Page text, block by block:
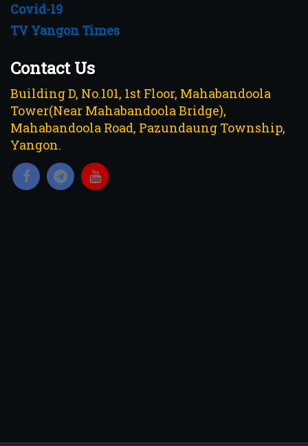
Covid-19
TV Yangon Times
Contact Us
Building D, No.101, 1st Floor, Mahabandoola
Tower(Near Mahabandoola Bridge),
Mahabandoola Road, Pazundaung Township,
Yangon.